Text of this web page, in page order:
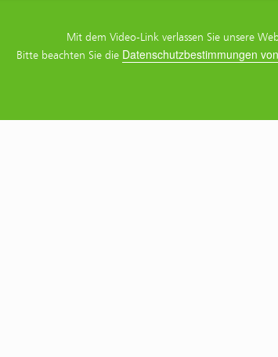
Mit dem Video-Link verlassen Sie unsere
Bitte beachten Sie die Datenschutzbestimmungen